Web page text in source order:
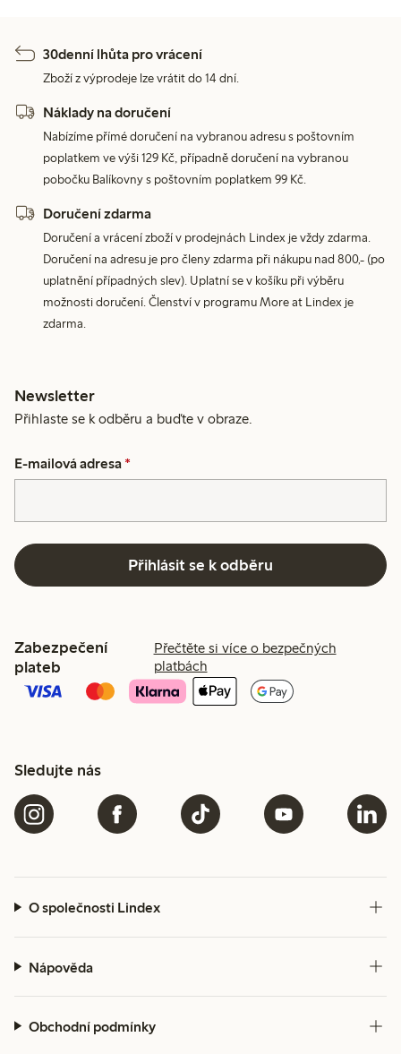
30denní lhůta pro vrácení
Zboží z výprodeje lze vrátit do 14 dní.
Náklady na doručení
Nabízíme přímé doručení na vybranou adresu s poštovním
poplatkem ve výši 129 Kč, případně doručení na vybranou
pobočku Balíkovny s poštovním poplatkem 99 Kč.
Doručení zdarma
Doručení a vrácení zboží v prodejnách Lindex je vždy zdarma.
Doručení na adresu je pro členy zdarma při nákupu nad 800,- (po
uplatnění případných slev). Uplatní se v košíku při výběru
možnosti doručení. Členství v programu More at Lindex je
zdarma.
Newsletter
Přihlaste se k odběru a buďte v obraze.
E-mailová adresa *
Přihlásit se k odběru
Zabezpečení
plateb
Přečtěte si více o bezpečných
platbách
Sledujte nás
O společnosti Lindex
Nápověda
Obchodní podmínky